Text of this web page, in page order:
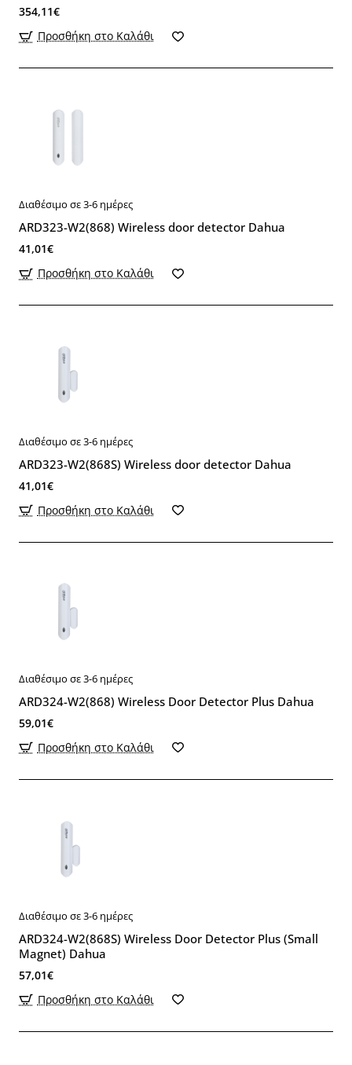
354,11€
Προσθήκη στο Καλάθι
Διαθέσιμο σε 3-6 ημέρες
ARD323-W2(868) Wireless door detector Dahua
41,01€
Προσθήκη στο Καλάθι
Διαθέσιμο σε 3-6 ημέρες
ARD323-W2(868S) Wireless door detector Dahua
41,01€
Προσθήκη στο Καλάθι
Διαθέσιμο σε 3-6 ημέρες
ARD324-W2(868) Wireless Door Detector Plus Dahua
59,01€
Προσθήκη στο Καλάθι
Διαθέσιμο σε 3-6 ημέρες
ARD324-W2(868S) Wireless Door Detector Plus (Small
Magnet) Dahua
57,01€
Προσθήκη στο Καλάθι